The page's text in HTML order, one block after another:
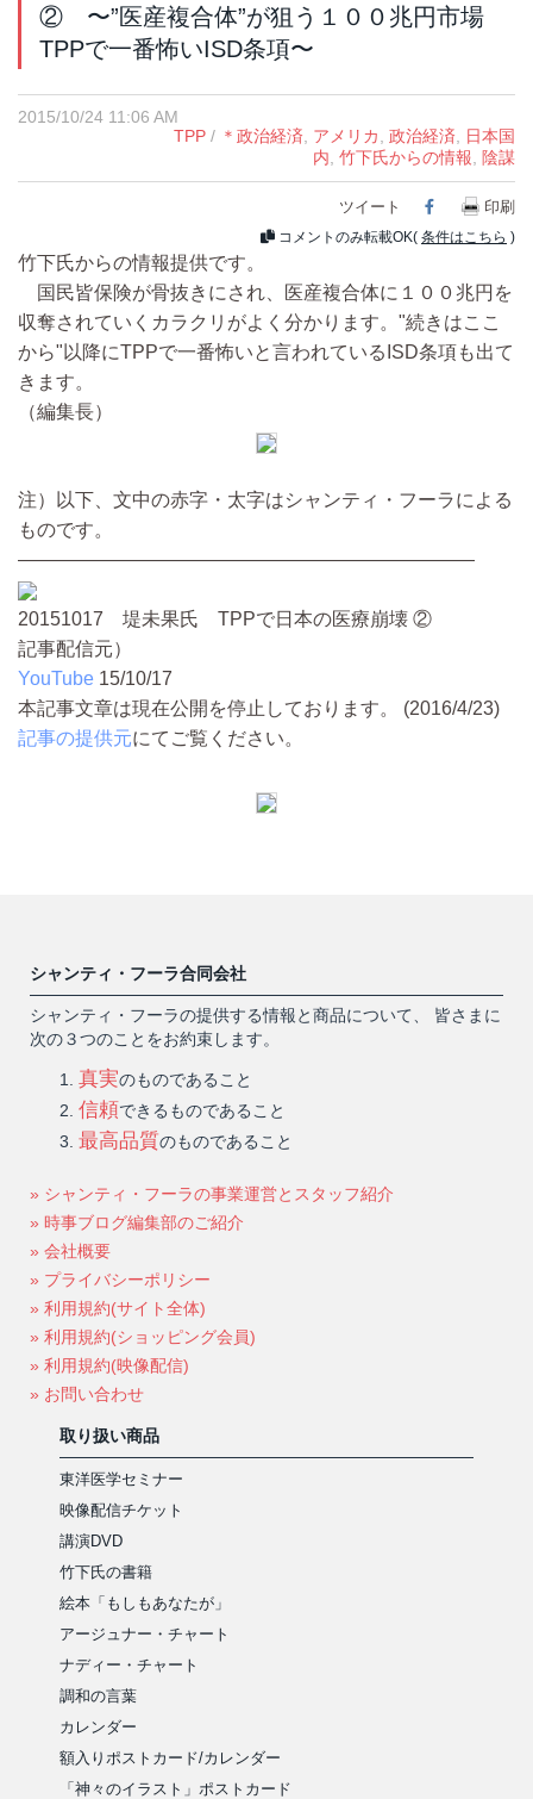
② 〜”医産複合体”が狙う１００兆円市場
TPPで一番怖いISD条項〜
2015/10/24 11:06 AM
TPP / ＊政治経済 アメリカ 政治経済
日本国
内 竹下氏からの情報 陰謀
ツイート Facebook
印刷
コメントのみ転載OK( 条件はこちら )
竹下氏からの情報提供です。
国民皆保険が骨抜きにされ、医産複合体に１００兆円を
収奪されていくカラクリがよく分かります。"続きはここ
から"以降にTPPで一番怖いと言われているISD条項も出て
きます。
（編集長）
注）以下、文中の赤字・太字はシャンティ・フーラによる
ものです。
————————————————————————
20151017 堤未果氏 TPPで日本の医療崩壊 ②
記事配信元）
YouTube 15/10/17
本記事文章は現在公開を停止しております。 (2016/4/23)
記事の提供元にてご覧ください。
シャンティ・フーラ合同会社
シャンティ・フーラの提供する情報と商品について、 皆さまに
次の３つのことをお約束します。
真実のものであること
信頼できるものであること
最高品質のものであること
» シャンティ・フーラの事業運営とスタッフ紹介
» 時事ブログ編集部のご紹介
» 会社概要
» プライバシーポリシー
» 利用規約(サイト全体)
» 利用規約(ショッピング会員)
» 利用規約(映像配信)
» お問い合わせ
取り扱い商品
東洋医学セミナー
映像配信チケット
講演DVD
竹下氏の書籍
絵本「もしもあなたが」
アージュナー・チャート
ナディー・チャート
調和の言葉
カレンダー
額入りポストカード/カレンダー
「神々のイラスト」ポストカード